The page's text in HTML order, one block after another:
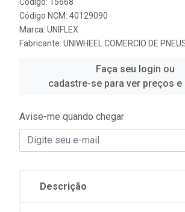
Código NCM: 40129090
Marca: UNIFLEX
Fabricante: UNIWHEEL COMERCIO DE
Faça seu login ou
cadastre-se para ver preços
Avise-me quando chegar
Descrição